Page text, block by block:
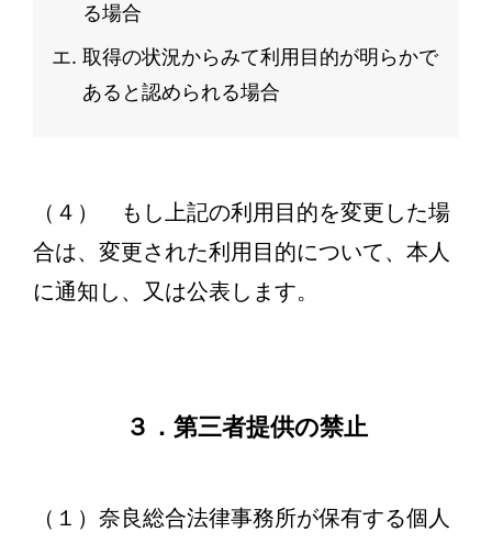
る場合
取得の状況からみて利用目的が明らかで
あると認められる場合
（４） もし上記の利用目的を変更した場
合は、変更された利用目的について、本人
に通知し、又は公表します。
３．第三者提供の禁止
（１）奈良総合法律事務所が保有する個人